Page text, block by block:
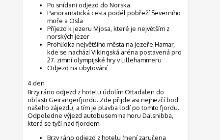
Po snídani odjezd do Norska
Panoramatická cesta podél pobřeží Severního
moře a Osla
Příjezd k jezeru Mjosa, které je největším z
norských jezer
Prohlídka největšího města na jezeře Hamar,
kde se nachází Vikingská aréna postavená pro
27. zimní olympijské hry v Lillehammeru
Odjezd na ubytování
4.den
Brzy ráno odjezd z hotelu údolím Ottadalen do
oblasti Geirangerfjordu. Zde přijde asi nejhezčí bod
našeho zájezdu, a tím je plavba lodí po tomto fjordu.
Odpoledne výjezd autobusem na horu Dalsnibba,
která se tyčí nad fjordem.
Brzy ráno odjezd z hotelu (není zaručena